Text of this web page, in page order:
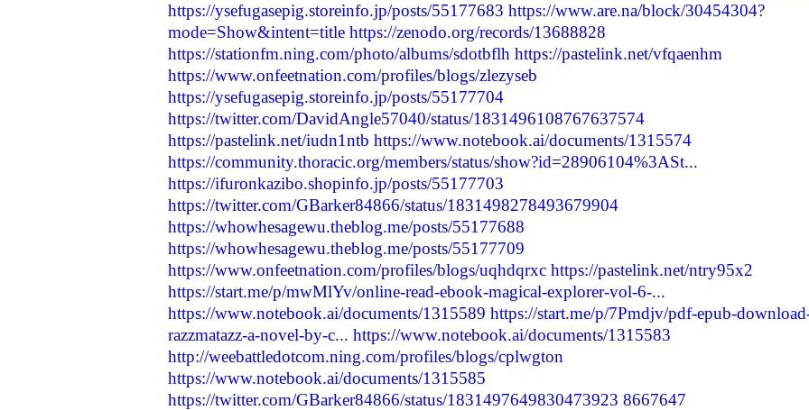
https://ysefugasepig.storeinfo.jp/posts/55177683 https://www.are.na/block/30454304?
mode=Show&intent=title https://zenodo.org/records/13688828
https://stationfm.ning.com/photo/albums/sdotbflh https://pastelink.net/vfqaenhm
https://www.onfeetnation.com/profiles/blogs/zlezyseb
https://ysefugasepig.storeinfo.jp/posts/55177704
https://twitter.com/DavidAngle57040/status/1831496108767637574
https://pastelink.net/iudn1ntb https://www.notebook.ai/documents/1315574
https://community.thoracic.org/members/status/show?id=28906104%3ASt...
https://ifuronkazibo.shopinfo.jp/posts/55177703
https://twitter.com/GBarker84866/status/1831498278493679904
https://whowhesagewu.theblog.me/posts/55177688
https://whowhesagewu.theblog.me/posts/55177709
https://www.onfeetnation.com/profiles/blogs/uqhdqrxc https://pastelink.net/ntry95x2
https://start.me/p/mwMlYv/online-read-ebook-magical-explorer-vol-6-...
https://www.notebook.ai/documents/1315589 https://start.me/p/7Pmdjv/pdf-epub-
razzmatazz-a-novel-by-c... https://www.notebook.ai/documents/1315583
http://weebattledotcom.ning.com/profiles/blogs/cplwgton
https://www.notebook.ai/documents/1315585
https://twitter.com/GBarker84866/status/1831497649830473923 8667647